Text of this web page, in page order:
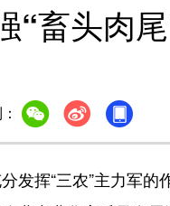
“畜头肉
挥“三农”主力军的